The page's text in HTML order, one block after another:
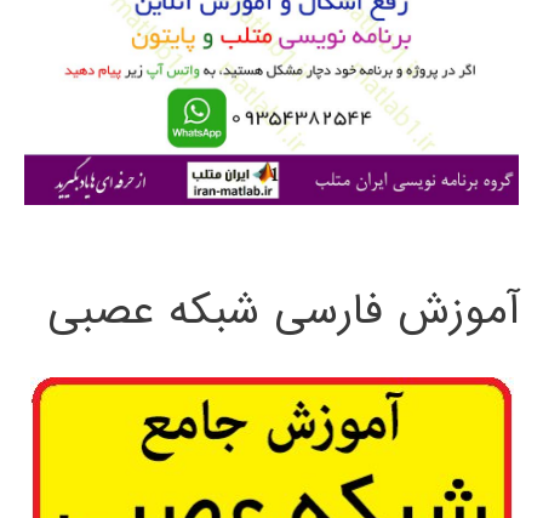
ی
آموزش فارسی شبکه عصبی